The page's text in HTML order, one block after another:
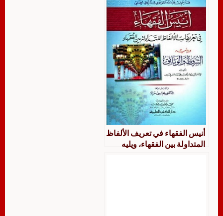
أنيس الفقهاء في تعريف الألفاظ
المتداولة بين الفقهاء، ويليه